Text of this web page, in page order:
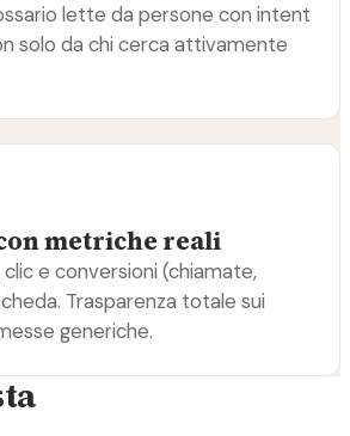
lette da persone con intent
solo da chi cerca attivamente
metriche reali
e conversioni (chiamate,
Trasparenza totale sui
generiche.